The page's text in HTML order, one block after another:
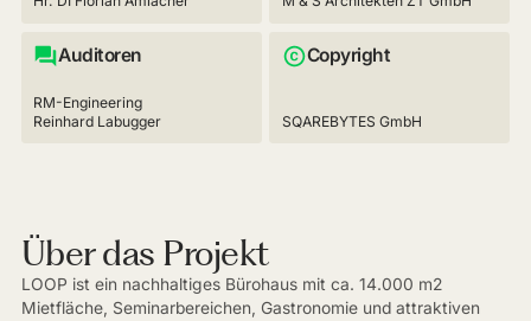
Auditoren
RM-Engineering
Reinhard Labugger
Copyright
SQAREBYTES GmbH
Über das Projekt
LOOP ist ein nachhaltiges Bürohaus mit ca. 14.000 m2
Mietfläche, Seminarbereichen, Gastronomie und attraktiven